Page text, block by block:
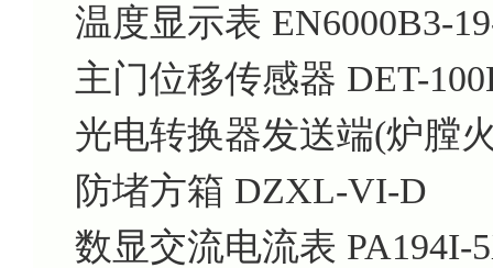
温度显示表 EN6000B3-
主门位移传感器 DET-
光电转换器发送端(炉膛
防堵方箱 DZXL-VI-D
数显交流电流表 PA194I-